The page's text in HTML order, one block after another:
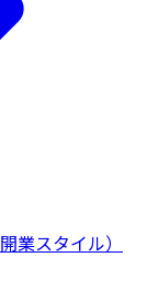
業スタイル）